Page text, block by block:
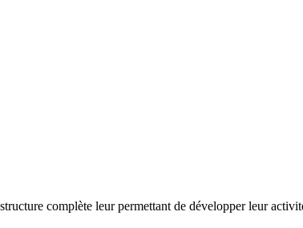
complète leur permettant de développer leur